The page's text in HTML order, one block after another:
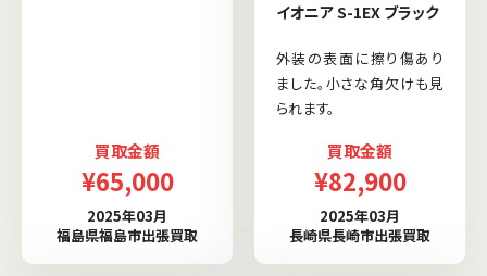
買取金額
¥65,000
2025年03月
福島県福島市出張買取
イオニア S-1EX ブラック
外装の表面に擦り傷あり
ました。小さな角欠けも見
られます。
買取金額
¥82,900
2025年03月
長崎県長崎市出張買取